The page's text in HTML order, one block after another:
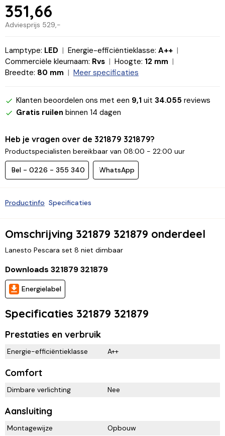
Adviesprijs 529,-
351,66
Lamptype: LED Energie-efficiëntieklasse: A++
Commerciële kleurnaam: Rvs Hoogte: 12 mm
Breedte: 80 mm Meer specificaties
Klanten beoordelen ons met een 9,1 uit 34.055 reviews
Gratis ruilen binnen 14 dagen
Heb je vragen over de 321879 321879?
Productspecialisten bereikbaar van 08:00 - 22:00 uur
Bel - 0226 - 355 340 WhatsApp
Productinfo Specificaties
Omschrijving 321879 321879 onderdeel
Lanesto Pescara set 8 niet dimbaar
Downloads 321879 321879
Energielabel
Specificaties 321879 321879
Prestaties en verbruik
Energie-efficiëntieklasse A++
Comfort
Dimbare verlichting Nee
Aansluiting
Montagewijze Opbouw